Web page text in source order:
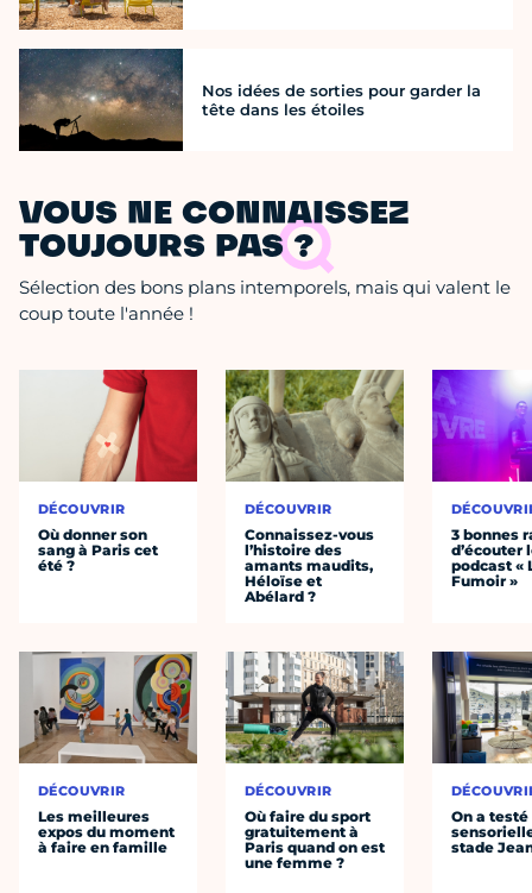
Nos idées de sorties pour garder la
tête dans les étoiles
VOUS NE CONNAISSEZ
TOUJOURS PAS ?
Sélection des bons plans intemporels, mais qui valent le
coup toute l'année !
DÉCOUVRIR
Où donner son
sang à Paris cet
été ?
DÉCOUVRIR
Les meilleures
expos du moment
à faire en famille
DÉCOUVRIR
Connaissez-vous
l’histoire des
amants maudits,
Héloïse et
Abélard ?
DÉCOUVRIR
Où faire du sport
gratuitement à
Paris quand on est
une femme ?
3 bonnes
d’écouter
podcast «
Fumoir »
On a
stade